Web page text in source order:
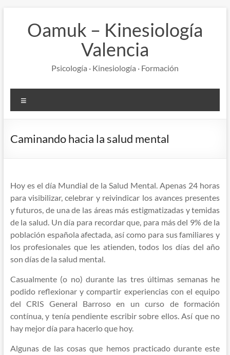
contenidoOamuk – Kinesiología
Valencia
Psicología · Kinesiología · Formación
Caminando hacia la salud mental
Hoy es el día Mundial de la Salud Mental. Apenas 24 horas
para visibilizar, celebrar y reivindicar los avances presentes
y futuros, de una de las áreas más estigmatizadas y temidas
de la salud. Un día para recordar que, para más del 9% de la
población española afectada, así como para sus familiares y
los profesionales que les atienden, todos los días del año
son días de la salud mental.
Casualmente (o no) durante las tres últimas semanas he
podido reflexionar y compartir experiencias con el equipo
del CRIS General Barroso en un curso de formación
contínua, y tenía pendiente escribir sobre ellos. Así que no
hay mejor día para hacerlo que hoy.
Algunas de las cosas que hemos practicado durante este